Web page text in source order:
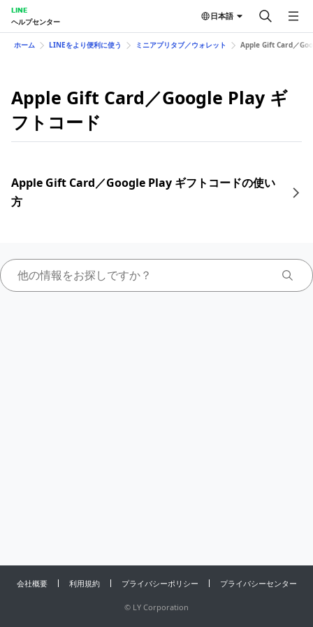
LINE
ヘルプセンター
日本語
ホーム LINEをより便利に使う ミニアプリタブ／ウォレット Apple Gift Card／
Apple Gift Card／Google Play ギ
フトコード
Apple Gift Card／Google Play ギフトコードの使い
方
会社概要 利用規約 プライバシーポリシー プライバシーセンター
© LY Corporation